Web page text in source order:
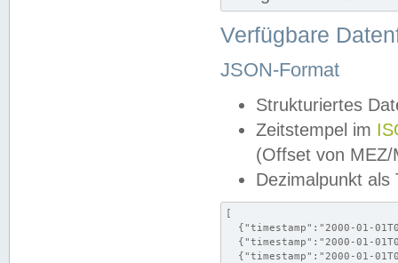
Verfügbare
JSON-Format
Strukturiertes
Zeitstempel im
(Offset von MEZ/
Dezimalpunkt als
[
{"timestamp":"2000-01-
{"timestamp":"2000-01-
{"timestamp":"2000-01-